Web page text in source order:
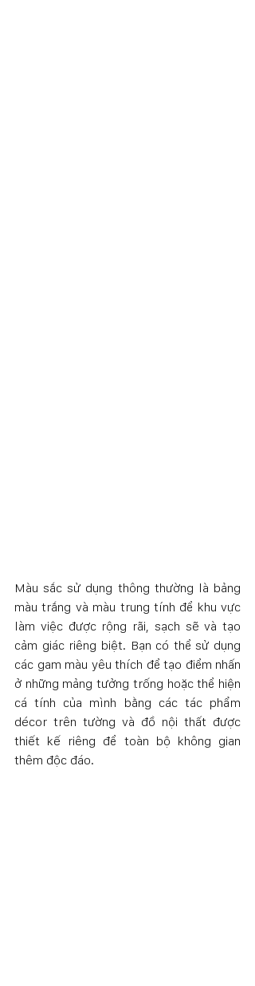
Màu sắc sử dụng thông thường là bảng
màu trắng và màu trung tính để khu vực
làm việc được rộng rãi, sạch sẽ và tạo
cảm giác riêng biệt. Bạn có thể sử dụng
các gam màu yêu thích để tạo điểm nhấn
ở những mảng tưởng trống hoặc thể hiện
cá tính của mình bằng các tác phẩm
décor trên tường và đồ nội thất được
thiết kế riêng để toàn bộ không gian
thêm độc đáo.